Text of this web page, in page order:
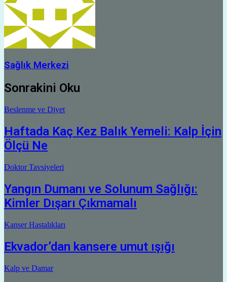
Sağlık Merkezi
Sonrakini Oku
Beslenme ve Diyet
Haftada Kaç Kez Balık Yemeli: Kalp İçin
Ölçü Ne
Doktor Tavsiyeleri
Yangın Dumanı ve Solunum Sağlığı:
Kimler Dışarı Çıkmamalı
Kanser Hastalıkları
Ekvador’dan kansere umut ışığı
Kalp ve Damar